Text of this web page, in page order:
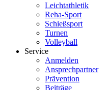
Leichtathletik
Reha-Sport
Schießsport
Turnen
Volleyball
Service
Anmelden
Ansprechpartner
Prävention
Beiträge